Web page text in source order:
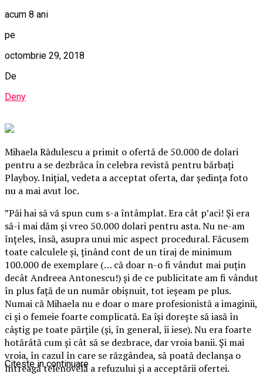
acum 8 ani
pe
octombrie 29, 2018
De
Deny
Mihaela Rădulescu a primit o ofertă de 50.000 de dolari
pentru a se dezbrăca în celebra revistă pentru bărbaţi
Playboy. Iniţial, vedeta a acceptat oferta, dar şedinţa foto
nu a mai avut loc.
”Păi hai să vă spun cum s-a întâmplat. Era cât p’aci! Şi era
să-i mai dăm şi vreo 50.000 dolari pentru asta. Nu ne-am
înţeles, însă, asupra unui mic aspect procedural. Făcusem
toate calculele şi, ţinând cont de un tiraj de minimum
100.000 de exemplare (… că doar n-o fi vândut mai puţin
decât Andreea Antonescu!) şi de ce publicitate am fi vândut
în plus faţă de un număr obişnuit, tot ieşeam pe plus.
Numai că Mihaela nu e doar o mare profesionistă a imaginii,
ci şi o femeie foarte complicată. Ea îşi doreşte să iasă în
câştig pe toate părţile (şi, în general, îi iese). Nu era foarte
hotărâtă cum şi cât să se dezbrace, dar vroia banii. Şi mai
vroia, în cazul în care se răzgândea, să poată declanşa o
întreagă telenovelă a refuzului şi a acceptării ofertei.
Citeste in continuare